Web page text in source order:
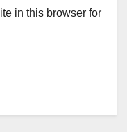
in this browser for